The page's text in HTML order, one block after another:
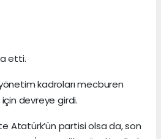
etti.
kadroları mecburen
için devreye girdi.
Atatürk’ün partisi olsa da, son